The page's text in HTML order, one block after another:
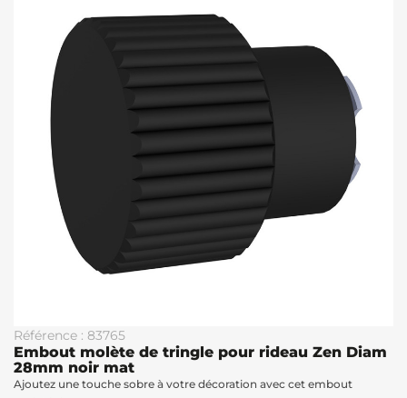
Référence : 83765
Embout molète de tringle pour rideau Zen Diam
28mm noir mat
Ajoutez une touche sobre à votre décoration avec cet embout